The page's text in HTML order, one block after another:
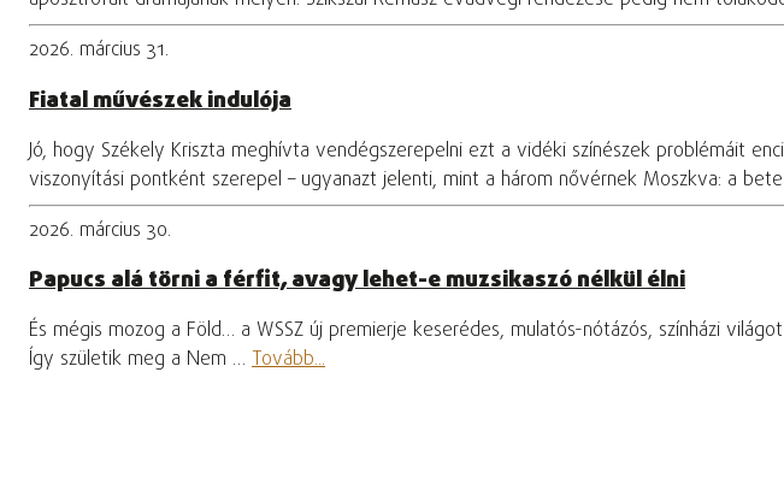
2026. március 31.
Fiatal művészek indulója
Jó, hogy Székely Kriszta meghívta vendégszerepelni ezt a vidéki színészek problémáit
viszonyítási pontként szerepel – ugyanazt jelenti, mint a három nővérnek Moszkva: a
2026. március 30.
Papucs alá törni a férfit, avagy lehet-e muzsikaszó nélkül élni
És mégis mozog a Föld… a WSSZ új premierje keserédes, mulatós-nótázós, színházi
Így születik meg a Nem … Tovább...